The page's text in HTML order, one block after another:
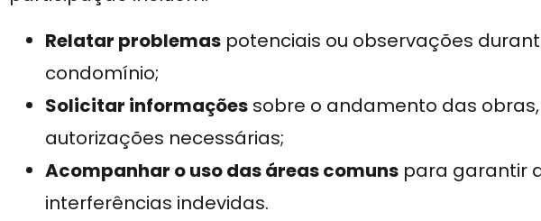
Relatar problemas potenciais ou observações
condomínio;
Solicitar informações sobre o andamento das
autorizações necessárias;
Acompanhar o uso das áreas comuns para garantir
interferências indevidas.